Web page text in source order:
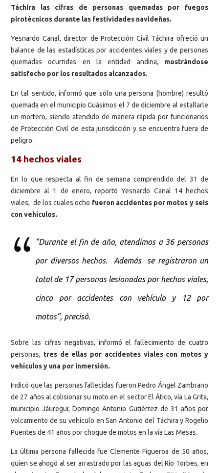
Táchira las cifras de personas quemadas por fuegos
pirotécnicos durante las festividades navideñas.
Yesnardo Canal, director de Protección Civil Táchira ofreció un
balance de las estadísticas por accidentes viales y de personas
quemadas ocurridas en la entidad andina, mostrándose
satisfecho por los resultados alcanzados.
En tal sentido, informó que sólo una persona (hombre) resultó
quemada en el municipio Guásimos el 7 de diciembre al estallarle
un mortero, siendo atendido de manera rápida por funcionarios
de Protección Civil de esta jurisdicción y se encuentra fuera de
peligro.
14 hechos viales
En lo que respecta al fin de semana comprendido del 31 de
diciembre al 1 de enero, reportó Yesnardo Canal 14 hechos
viales, de los cuales ocho fueron accidentes por motos y seis
con vehículos.
“Durante el fin de año, atendimos a 36 personas
por diversos hechos. Además se registraron un
total de 17 personas lesionadas por hechos viales,
cinco por accidentes con vehículo y 12 por
motos”, precisó.
Sobre las cifras negativas, informó el fallecimiento de cuatro
personas, tres de ellas por accidentes viales con motos y
vehículos y una por inmersión.
Indicó que las personas fallecidas fueron Pedro Ángel Zambrano
de 27 años al colisionar su moto en el sector El Ático, vía La Grita,
municipio Jáuregui; Domingo Antonio Gutiérrez de 31 años por
volcamiento de su vehículo en San Antonio del Táchira y Rogelio
Puentes de 41 años por choque de motos en la vía Las Mesas.
La última persona fallecida fue Clemente Figueroa de 50 años,
quien se ahogó al ser arrastrado por las aguas del Río Torbes, en